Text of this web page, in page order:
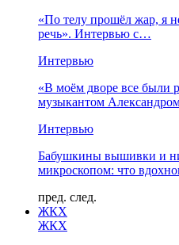
«По телу прошёл жар, я
речь». Интервью с…
Интервью
«В моём дворе все были
музыкантом
Интервью
Бабушкины вышивки и
микроскопом: что
пред. след.
ЖКХ
ЖКХ